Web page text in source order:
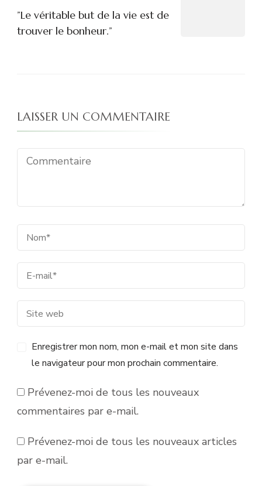
”Le véritable but de la vie est de
trouver le bonheur.”
LAISSER UN COMMENTAIRE
Enregistrer mon nom, mon e-mail et mon site dans
le navigateur pour mon prochain commentaire.
Prévenez-moi de tous les nouveaux
commentaires par e-mail.
Prévenez-moi de tous les nouveaux articles
par e-mail.